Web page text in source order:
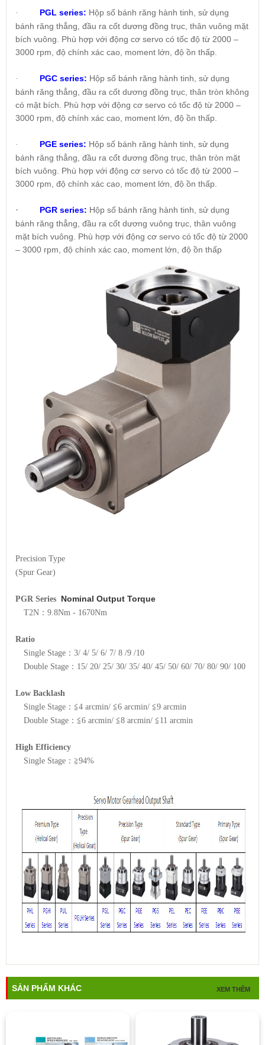
· PGL series: Hộp số bánh răng hành tinh, sử dụng
bánh răng thẳng, đầu ra cốt dương đồng trục, thân vuông mặt
bích vuông. Phù hợp với động cơ servo có tốc độ từ 2000 –
3000 rpm, độ chính xác cao, moment lớn, độ ồn thấp.
· PGC series: Hộp số bánh răng hành tinh, sử dụng
bánh răng thẳng, đầu ra cốt dương đồng trục, thân tròn không
có mặt bích. Phù hợp với động cơ servo có tốc độ từ 2000 –
3000 rpm, độ chính xác cao, moment lớn, độ ồn thấp.
· PGE series: Hộp số bánh răng hành tinh, sử dụng
bánh răng thẳng, đầu ra cốt dương đồng trục, thân tròn mặt
bích vuông. Phù hợp với động cơ servo có tốc độ từ 2000 –
3000 rpm, độ chính xác cao, moment lớn, độ ồn thấp.
· PGR series: Hộp số bánh răng hành tinh, sử dụng
bánh răng thẳng, đầu ra cốt dương vuông trục, thân vuông
mặt bích vuông. Phù hợp với động cơ servo có tốc độ từ 2000
– 3000 rpm, độ chính xác cao, moment lớn, độ ồn thấp
Precision Type
(Spur Gear)
PGR Series Nominal Output Torque
T2N：9.8Nm - 1670Nm
Ratio
Single Stage：3/ 4/ 5/ 6/ 7/ 8 /9 /10
Double Stage：15/ 20/ 25/ 30/ 35/ 40/ 45/ 50/ 60/ 70/ 80/ 90/ 100
Low Backlash
Single Stage：≦4 arcmin/ ≦6 arcmin/ ≦9 arcmin
Double Stage：≦6 arcmin/ ≦8 arcmin/ ≦11 arcmin
High Efficiency
Single Stage：≧94%
SẢN PHẨM KHÁC XEM THÊM